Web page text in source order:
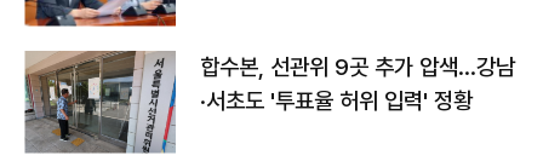
합수본, 선관위 9곳 추가 압색…강남
·서초도 '투표율 허위 입력' 정황